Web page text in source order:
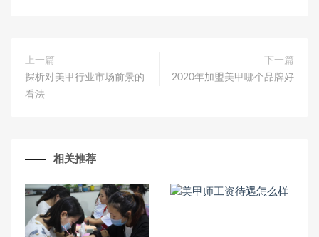
上一篇
探析对美甲行业市场前景的
看法
下一篇
2020年加盟美甲哪个品牌好
相关推荐